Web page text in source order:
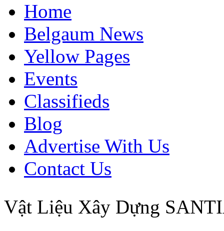
Home
Belgaum News
Yellow Pages
Events
Classifieds
Blog
Advertise With Us
Contact Us
Vật Liệu Xây Dựng